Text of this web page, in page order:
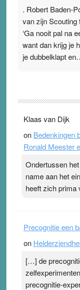
. Robert Baden-
van zijn Scouting
‘Ga nooit pal na
want dan krijg je
je dubbelklapt
topsporters. Ze
terwijl ze meer
pleister geen
Pleisterplakkers
Klaas van Dijk
on Bedenkingen
Ronald Meester
Ondertussen
name aan het
heeft zich prima
Precognitie een
on
[…] de
precognitie-